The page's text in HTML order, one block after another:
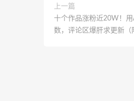
上一篇
十个作品涨粉近20W！
数，评论区爆肝求更新（